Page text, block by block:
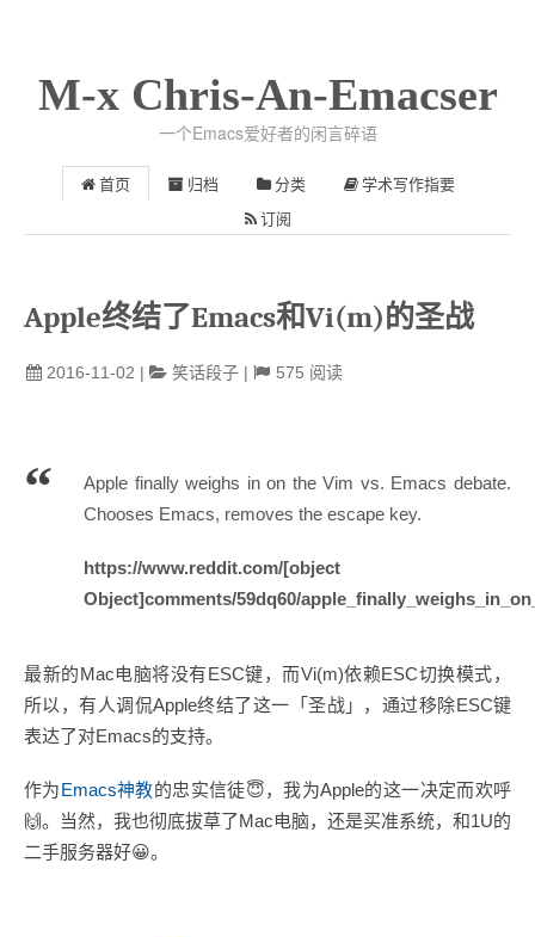
M-x Chris-An-Emacser
一个Emacs爱好者的闲言碎语
首页 归档 分类 学术写作指要
订阅
Apple终结了Emacs和Vi(m)的圣战
2016-11-02 | 笑话段子 | 575 阅读
Apple finally weighs in on the Vim vs. Emacs debate.
Chooses Emacs, removes the escape key.
https://www.reddit.com/[object
Object]comments/59dq60/
最新的Mac电脑将没有ESC键，而Vi(m)依赖ESC切换模式，
所以，有人调侃Apple终结了这一「圣战」，通过移除ESC键
表达了对Emacs的支持。
作为Emacs神教的忠实信徒😇，我为Apple的这一决定而欢呼
🙌。当然，我也彻底拔草了Mac电脑，还是买准系统，和1U的
二手服务器好😀。